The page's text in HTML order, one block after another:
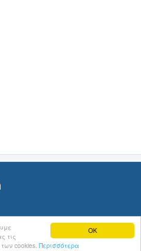
OK
τις
cookies. Περισσότερα